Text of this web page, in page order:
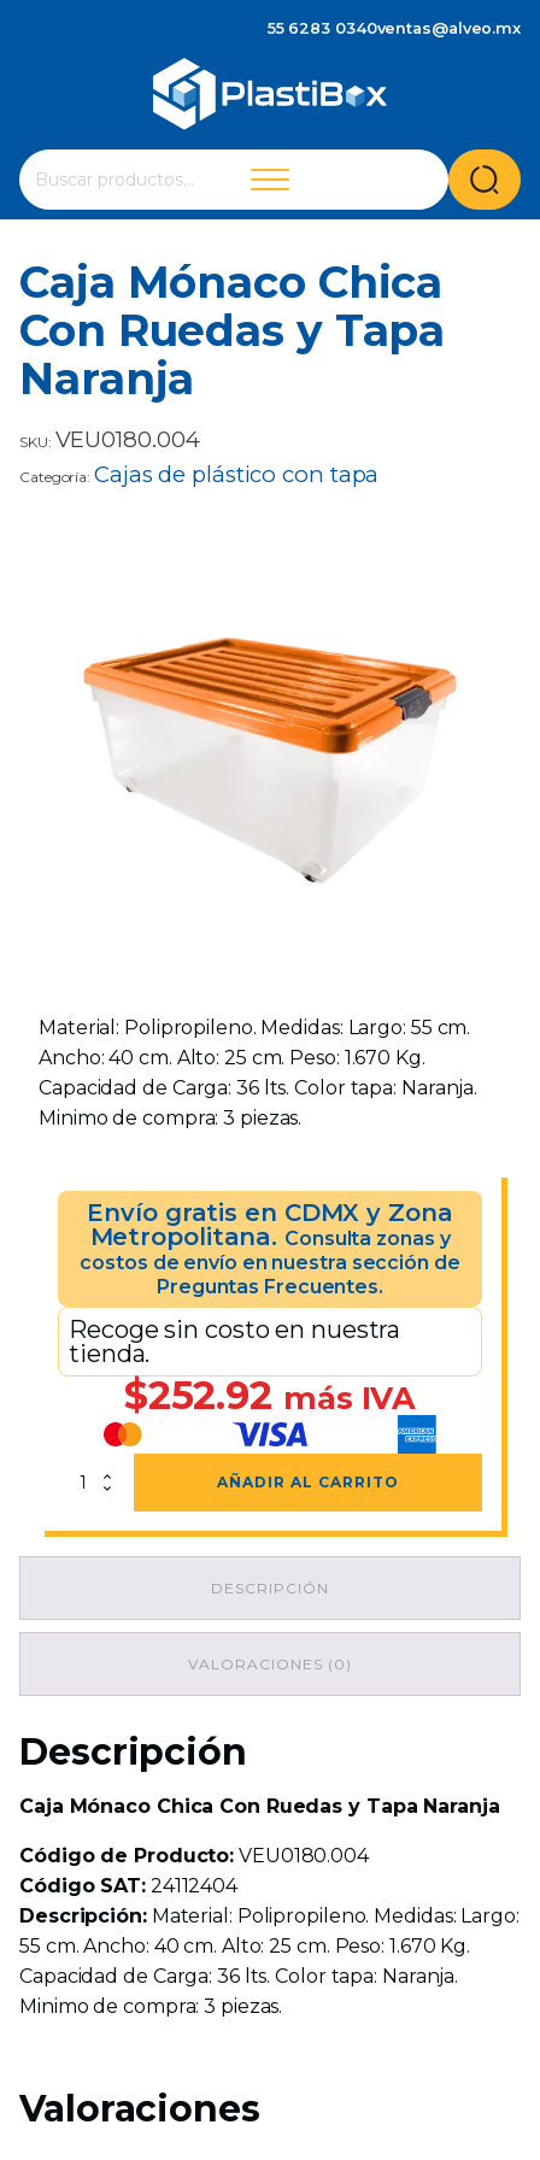
55 6283 0340ventas@alveo.mx
Buscar
por:
Cuando hay resultados autocompletados, puedes
Caja Mónaco Chica
Con Ruedas y Tapa
Naranja
SKU: VEU0180.004
Categoría: Cajas de plástico con tapa
Material: Polipropileno. Medidas: Largo: 55 cm.
Ancho: 40 cm. Alto: 25 cm. Peso: 1.670 Kg.
Capacidad de Carga: 36 lts. Color tapa: Naranja.
Minimo de compra: 3 piezas.
Envío gratis en CDMX y Zona
Metropolitana. Consulta zonas y
costos de envío en nuestra sección de
Preguntas Frecuentes.
Recoge sin costo en nuestra
tienda.
$252.92 más IVA
Caja
Naranja
AÑADIR AL CARRITO
DESCRIPCIÓN
VALORACIONES (0)
Descripción
Caja Mónaco Chica Con Ruedas y Tapa Naranja
Código de Producto: VEU0180.004
Código SAT:24112404
Descripción:Material: Polipropileno. Medidas: Largo:
55 cm. Ancho: 40 cm. Alto: 25 cm. Peso: 1.670 Kg.
Capacidad de Carga: 36 lts. Color tapa: Naranja.
Minimo de compra: 3 piezas.
Valoraciones